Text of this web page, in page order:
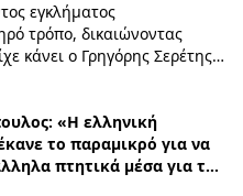
εγκλήματος
τρόπο, δικαιώνοντας
κάνει ο Γρηγόρης Σερέτης
σε εκείνη ...
«Η ελληνική
το παραμικρό για να
πτητικά μέσα για την
ο πρωθυπουργός